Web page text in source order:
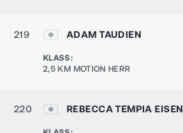
219 ADAM TAUDIEN
KLASS:
2,5 KM MOTION HERR
220 REBECCA TEMPIA